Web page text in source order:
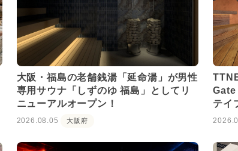
大阪・福島の老舗銭湯「延命湯」が男性
専用サウナ「しずのゆ 福島」としてリ
ニューアルオープン！
2026.08.05 大阪府
Gate
テイ